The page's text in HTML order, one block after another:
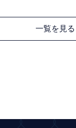
一覧を見る